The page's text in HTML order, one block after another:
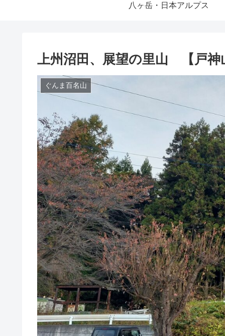
八ヶ岳・日本アルプス
上州沼田、展望の里山 【戸神
ぐんま百名山